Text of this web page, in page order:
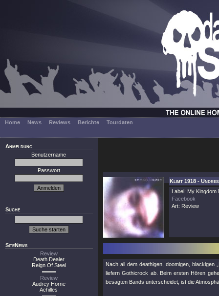
Home News Reviews Berichte Tourdaten
Anmeldung
Benutzername
Passwort
Suche
SiteNews
Review
Death Dealer
Reign Of Steel
Review
Audrey Horne
Achilles
Klimt 1918 -
Label: My Kingdom
Facebook
Art: Review
Nach all dem deathigen, doomigen, blackigen
liefern Gothicrock ab. Beim ersten Hören
besagten Bands unterscheidet, ist die